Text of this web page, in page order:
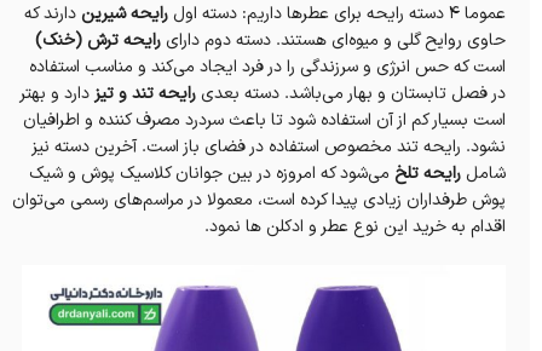
عموما 4 دسته رایحه برای عطرها داریم: دسته اول رایحه شیرین دارند که
حاوی روایح گلی و میوه‌ای هستند. دسته دوم دارایرایحه ترش (خنک)
است که حس انرژی و سرزندگی را در فرد ایجاد می‌کند و مناسب استفاده
در فصل تابستان و بهار می‌باشد. دسته بعدیرایحه تند و تیزدارد و بهتر
است بسیار کم از آن استفاده شود تا باعث سردرد مصرف کننده و اطرافیان
نشود. رایحه تند مخصوص استفاده در فضای باز است. آخرین دسته نیز
شاملرایحه تلخ می‌شود که امروزه در بین جوانان کلاسیک پوش و شیک
پوش طرفداران زیادی پیدا کرده است، معمولا در مراسم‌های رسمی می‌توان
اقدام به خرید این نوع عطر و ادکلن ها نمود.